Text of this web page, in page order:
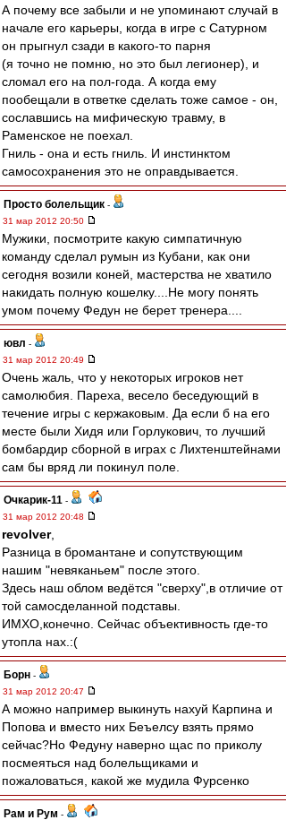
А почему все забыли и не упоминают случай в
начале его карьеры, когда в игре с Сатурном
он прыгнул сзади в какого-то парня
(я точно не помню, но это был легионер), и
сломал его на пол-года. А когда ему
пообещали в ответке сделать тоже самое - он,
сославшись на мифическую травму, в
Раменское не поехал.
Гниль - она и есть гниль. И инстинктом
самосохранения это не оправдывается.
Просто болельщик -
31 мар 2012 20:50
Мужики, посмотрите какую симпатичную
команду сделал румын из Кубани, как они
сегодня возили коней, мастерства не хватило
накидать полную кошелку....Не могу понять
умом почему Федун не берет тренера....
ювл -
31 мар 2012 20:49
Очень жаль, что у некоторых игроков нет
самолюбия. Пареха, весело беседующий в
течение игры с кержаковым. Да если б на его
месте были Хидя или Горлукович, то лучший
бомбардир сборной в играх с Лихтенштейнами
сам бы вряд ли покинул поле.
Очкарик-11 -
31 мар 2012 20:48
revolver,
Разница в бромантане и сопутствующим
нашим "невяканьем" после этого.
Здесь наш облом ведётся "сверху",в отличие от
той самосделанной подставы.
ИМХО,конечно. Сейчас объективность где-то
утопла нах.:(
Борн -
31 мар 2012 20:47
А можно например выкинуть нахуй Карпина и
Попова и вместо них Беъелсу взять прямо
сейчас?Но Федуну наверно щас по приколу
посмеяться над болельщиками и
пожаловаться, какой же мудила Фурсенко
Рам и Рум -